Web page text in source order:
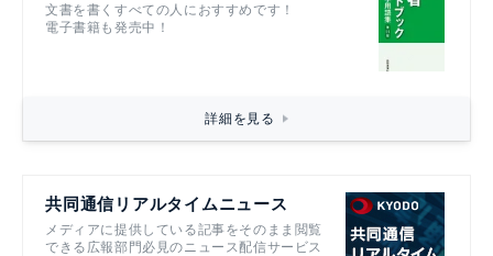
文書を書くすべての人におすすめです！
電子書籍も発売中！
詳細を見る
共同通信リアルタイムニュース
メディアに提供している記事をそのまま閲覧
できる広報部門必見のニュース配信サービス